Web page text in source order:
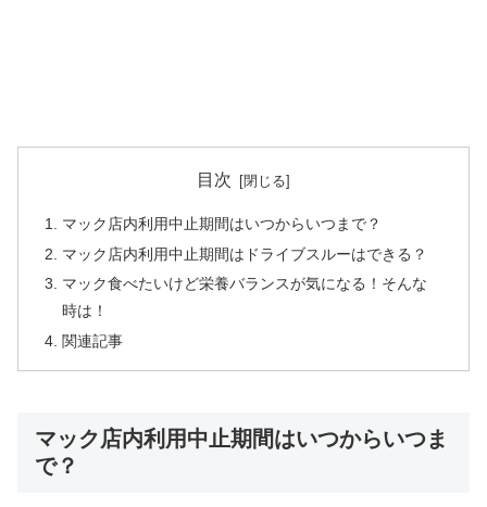
目次
マック店内利用中止期間はいつからいつまで？
マック店内利用中止期間はドライブスルーはできる？
マック食べたいけど栄養バランスが気になる！そんな
時は！
関連記事
マック店内利用中止期間はいつからいつま
で？